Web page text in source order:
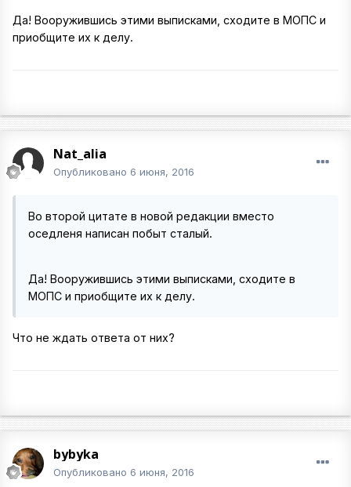
Да! Вооружившись этими выписками, сходите в МОПС и
приобщите их к делу.
Nat_alia
Опубликовано 6 июня, 2016
Во второй цитате в новой редакции вместо
оседленя написан побыт сталый.
Да! Вооружившись этими выписками, сходите в
МОПС и приобщите их к делу.
Что не ждать ответа от них?
bybyka
Опубликовано 6 июня, 2016